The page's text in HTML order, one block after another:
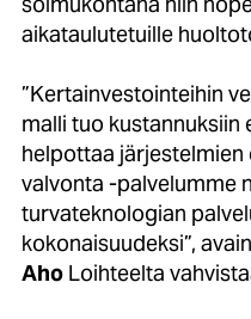
aikataulutetuille
”Kertainvestointeihin
malli tuo kustannuksiin
helpottaa järjestelmien
valvonta -palvelumme
turvateknologian
kokonaisuudeksi”,
Aho Loihteelta